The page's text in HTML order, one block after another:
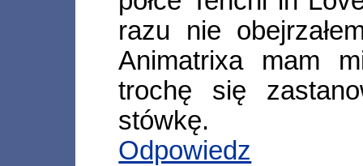
razu nie
Animatrixa mam
trochę się
stówkę.
Odpowiedz